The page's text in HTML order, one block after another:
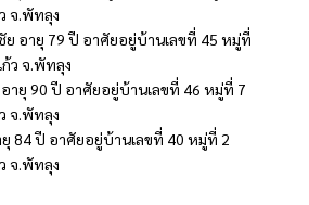
จ.พัทลุง
อายุ 79 ปี อาศัยอยู่บ้านเลขที่ 45 หมู่ที่
ว จ.พัทลุง
อายุ 90 ปี อาศัยอยู่บ้านเลขที่ 46 หมู่ที่ 7
จ.พัทลุง
84 ปี อาศัยอยู่บ้านเลขที่ 40 หมู่ที่ 2
จ.พัทลุง